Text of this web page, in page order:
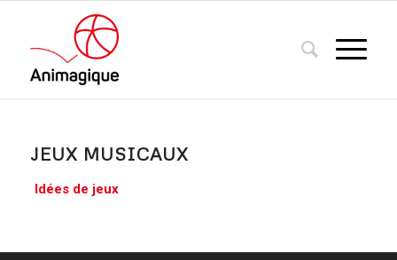
JEUX MUSICAUX
Idées de jeux